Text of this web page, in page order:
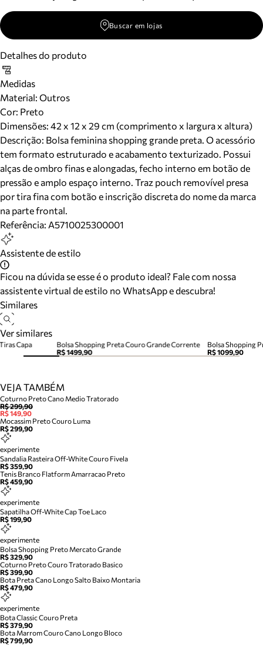
Buscar em lojas
Detalhes do produto
Medidas
Material: Outros
Cor: Preto
Dimensões: 42 x 12 x 29 cm (comprimento x largura x altura)
Descrição: Bolsa feminina shopping grande preta. O acessório
tem formato estruturado e acabamento texturizado. Possui
alças de ombro finas e alongadas, fecho interno em botão de
pressão e amplo espaço interno. Traz pouch removível presa
por tira fina com botão e inscrição discreta do nome da marca
na parte frontal.
Referência: A5710025300001
Assistente de estilo
Ficou na dúvida se esse é o produto ideal? Fale com nossa
assistente virtual de estilo no WhatsApp e descubra!
Similares
Ver similares
Bolsa Shopping Preta Couro Grande Corrente
R$ 1499,90
R$ 1099,90
Capa
VEJA TAMBÉM
Coturno Preto Cano Medio Tratorado
R$ 299,90
R$ 149,90
Mocassim Preto Couro Luma
R$ 299,90
experimente
Sandalia Rasteira Off-White Couro Fivela
R$ 359,90
Tenis Branco Flatform Amarracao Preto
R$ 459,90
experimente
Sapatilha Off-White Cap Toe Laco
R$ 199,90
experimente
Bolsa Shopping Preto Mercato Grande
R$ 329,90
Coturno Preto Couro Tratorado Basico
R$ 399,90
Bota Preta Cano Longo Salto Baixo Montaria
R$ 479,90
experimente
Bota Classic Couro Preta
R$ 379,90
Bota Marrom Couro Cano Longo Bloco
R$ 799,90